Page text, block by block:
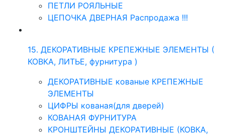
ПЕТЛИ РОЯЛЬНЫЕ
ЦЕПОЧКА ДВЕРНАЯ Распродажа !!!
15. ДЕКОРАТИВНЫЕ КРЕПЕЖНЫЕ ЭЛЕМЕНТЫ (
КОВКА, ЛИТЬЕ, фурнитура )
ДЕКОРАТИВНЫЕ кованые КРЕПЕЖНЫЕ
ЭЛЕМЕНТЫ
ЦИФРЫ кованая(для дверей)
КОВАНАЯ ФУРНИТУРА
КРОНШТЕЙНЫ ДЕКОРАТИВНЫЕ (КОВКА,